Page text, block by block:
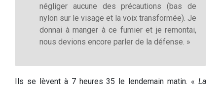
négliger aucune des précautions (bas de
nylon sur le visage et la voix transformée). Je
donnai à manger à ce fumier et je remontai,
nous devions encore parler de la défense. »
Ils se lèvent à 7 heures 35 le lendemain matin. « La